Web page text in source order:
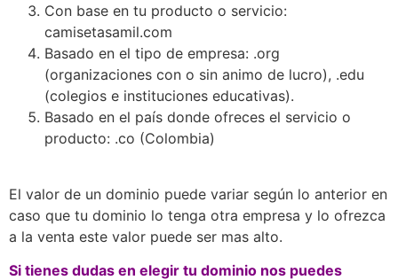
Con base en tu producto o servicio:
camisetasamil.com
Basado en el tipo de empresa: .org
(organizaciones con o sin animo de lucro), .edu
(colegios e instituciones educativas).
Basado en el país donde ofreces el servicio o
producto: .co (Colombia)
El valor de un dominio puede variar según lo anterior en
caso que tu dominio lo tenga otra empresa y lo ofrezca
a la venta este valor puede ser mas alto.
Si tienes dudas en elegir tu dominio nos puedes